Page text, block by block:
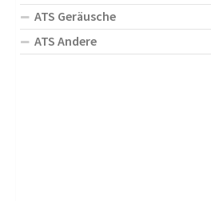
ATS Geräusche
ATS Andere